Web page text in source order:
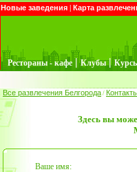
Новые заведения | Карта
Рестораны - кафе | Клубы |
Все развлечения Белгорода /
Здесь вы
Ваше имя: